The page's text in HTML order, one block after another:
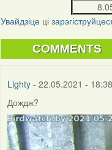
Увайдзіце ці
COMMENTS
Lighty - 22.05.2021 - 18:38
Дождж?